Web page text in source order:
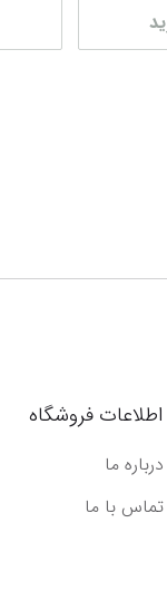
اطلاعات فروشگاه
درباره ما
تماس با ما